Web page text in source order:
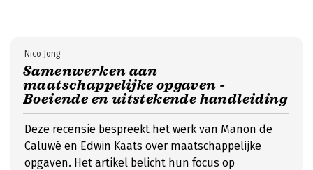
Samenwerken aan
maatschappelijke opgaven -
Boeiende en uitstekende handleiding
Nico Jong
Deze recensie bespreekt het werk van Manon de
Caluwé en Edwin Kaats over maatschappelijke
opgaven. Het artikel belicht hun focus op